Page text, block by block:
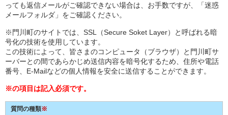
っても返信メールがご確認できない場合は、お手数ですが、「迷惑
メールフォルダ」をご確認ください。
※門川町のサイトでは、SSL（Secure Soket Layer）と呼ばれる暗
号化の技術を使用しています。
この技術によって、皆さまのコンピュータ（ブラウザ）と門川町サ
ーバーとの間であらかじめ送信内容を暗号化するため、住所や電話
番号、E-Mailなどの個人情報を安全に送信することができます。
※の項目は記入必須です。
質問の種類※